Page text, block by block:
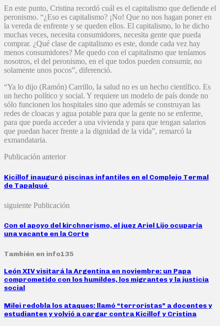
En este punto, Cristina recordó cuál es el capitalismo que defiende el
peronismo. “¿Eso es capitalismo? ¡No! Que no nos hagan poner en
la vereda de enfrente y se queden ellos. El capitalismo, lo he dicho
muchas veces, necesita consumidores, necesita gente que pueda
comprar. ¿Qué clase de capitalismo es este, donde cada vez hay
menos consumidores? Me quedo con el capitalismo que teníamos
nosotros, el del peronismo, en el que todos pueden consumir, no
solamente unos pocos”, diferenció.
“Ya lo dijo (Ramón) Carrillo, la salud no es un hecho científico. Es
un hecho político y social. Y requiere un modelo de país donde no
sólo funcionen los hospitales sino que además se construyan las
redes de cloacas y agua potable para que la gente no se enferme,
para que pueda acceder a una vivienda y para que tengan salarios
que puedan hacer frente a la dignidad de la vida”, remarcó la
exmandataria.
Publicación anterior
Kicillof inauguró piscinas infantiles en el Complejo Termal
de Tapalqué
siguiente Publicación
Con el apoyo del kirchnerismo, el juez Ariel Lijo ocuparía
una vacante en la Corte
También en info135
León XIV visitará la Argentina en noviembre: un Papa
comprometido con los humildes, los migrantes y la justicia
social
Milei redobla los ataques: llamó “terroristas” a docentes y
estudiantes y volvió a cargar contra Kicillof y Cristina